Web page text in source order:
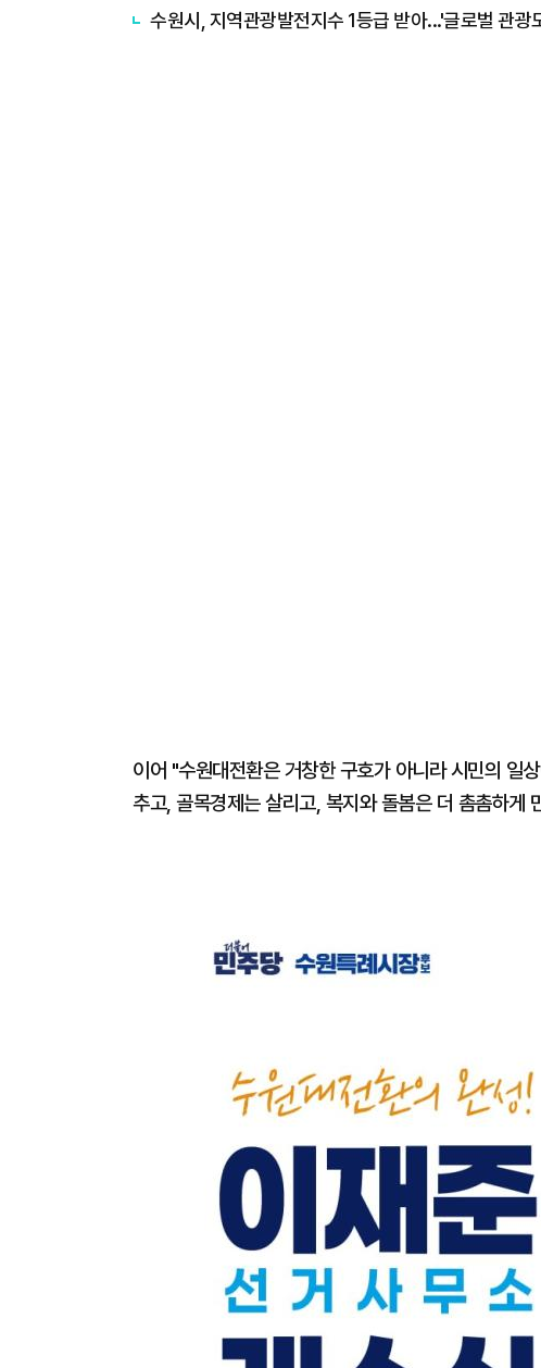
수원시, 지역관광발전지수 1등급 받아...'글로벌 관광
이어 "수원대전환은 거창한 구호가 아니라 시민의 일
추고, 골목경제는 살리고, 복지와 돌봄은 더 촘촘하게